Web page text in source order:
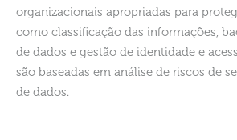
organizacionais apropriadas para
como classificação das informações,
de dados e gestão de identidade e
são baseadas em análise de riscos de
de dados.